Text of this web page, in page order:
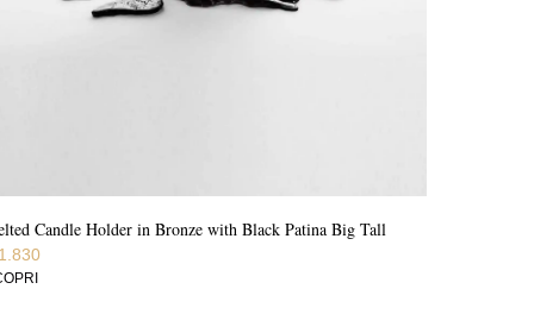
Candle Holder in Bronze with Black Patina Big Tall